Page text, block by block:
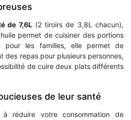
de 7,6L(2 tiroirs de 3,8L chacun),
permet de cuisiner des portions
pour les familles, elle permet de
des repas pour plusieurs personnes,
de cuire deux plats différents
de leur santé
réduire votre consommation de